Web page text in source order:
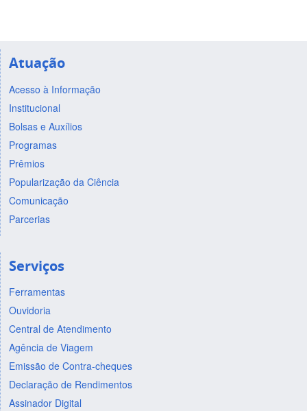
Atuação
Acesso à Informação
Institucional
Bolsas e Auxílios
Programas
Prêmios
Popularização da Ciência
Comunicação
Parcerias
Serviços
Ferramentas
Ouvidoria
Central de Atendimento
Agência de Viagem
Emissão de Contra-cheques
Declaração de Rendimentos
Assinador Digital